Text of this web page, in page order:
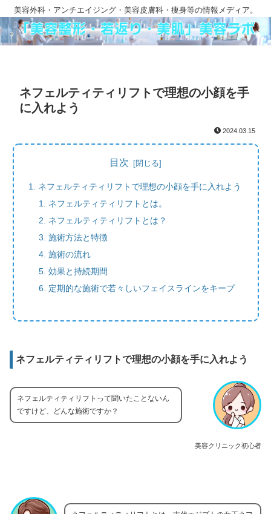
美容外科・アンチエイジング・美容皮膚科・痩身等の情報メディア。
ネフェルティティリフトで理想の小顔を手
に入れよう
2024.03.15
目次
ネフェルティティリフトで理想の小顔を手に入れよう
ネフェルティティリフトとは。
ネフェルティティリフトとは？
施術方法と特徴
施術の流れ
効果と持続期間
定期的な施術で若々しいフェイスラインをキープ
ネフェルティティリフトで理想の小顔を手に入れよう
美容クリニック初心者
ネフェルティティリフトって聞いたことないん
ですけど、どんな施術ですか？